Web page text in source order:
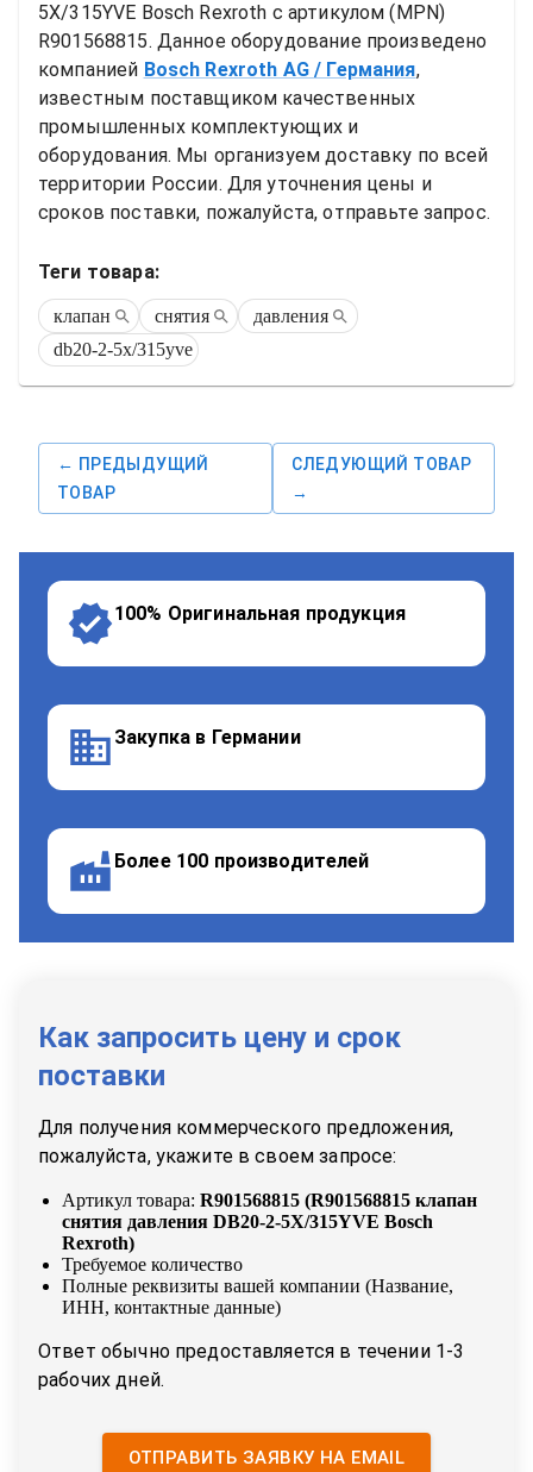
5X/315YVE Bosch Rexroth
R901568815. Данное оборудование произведено
компанией Bosch Rexroth AG / Германия,
известным поставщиком качественных
промышленных комплектующих и
оборудования. Мы организуем доставку по всей
территории России. Для уточнения цены и
сроков поставки, пожалуйста, отправьте запрос.
Теги товара:
клапан снятия
давления
db20-2-5x/315yve
← ПРЕДЫДУЩИЙ
ТОВАР
СЛЕДУЮЩИЙ ТОВАР
→
100% Оригинальная продукция
Закупка в Германии
Более 100 производителей
Как запросить цену и срок
поставки
Для получения коммерческого предложения,
пожалуйста, укажите в своем запросе:
Артикул товара: R901568815 (R901568815 клапан
снятия давления DB20-2-5X/315YVE Bosch
Rexroth)
Требуемое количество
Полные реквизиты вашей компании (Название,
ИНН, контактные данные)
Ответ обычно предоставляется в течении 1-3
рабочих дней.
ОТПРАВИТЬ ЗАЯВКУ НА EMAIL